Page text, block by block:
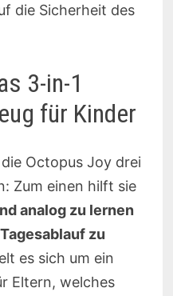
die Sicherheit des
3-in-1
für Kinder
Octopus Joy drei
Zum einen hilft sie
analog zu lernen
zu
es sich um ein
Eltern, welches